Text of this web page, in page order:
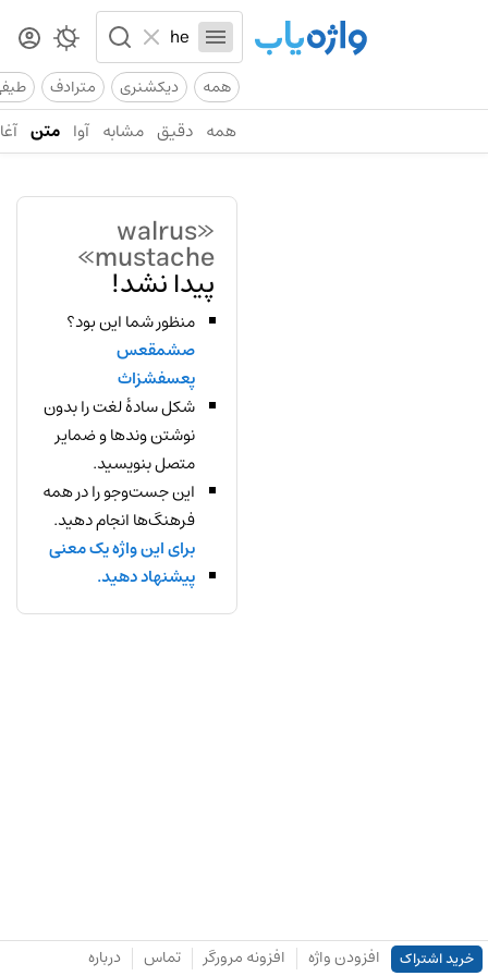
همه دیکشنری مترادف
همه دقیق مشابه آوا متن
«walrus
mustache»
پیدا نشد!
منظور شما این بود؟
صشمقعس
پعسفشزاث
شکل سادهٔ لغت را بدون
نوشتن وندها و ضمایر
متصل بنویسید.
این جست‌وجو را در همه
فرهنگ‌ها انجام دهید.
برای این واژه یک معنی
پیشنهاد دهید.
خرید اشتراک افزودن واژه افزونه مرورگر تماس درباره